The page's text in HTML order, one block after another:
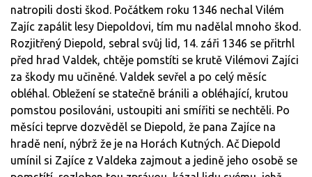
natropili dosti škod. Počátkem roku 1346 nechal Vilém
Zajíc zapálit lesy Diepoldovi, tím mu nadělal mnoho škod.
Rozjitřený Diepold, sebral svůj lid, 14. záři 1346 se přitrhl
před hrad Valdek, chtěje pomstíti se krutě Vilémovi Zajíci
za škody mu učiněné. Valdek sevřel a po celý měsíc
obléhal. Obležení se statečně bránili a obléhající, krutou
pomstou posilováni, ustoupiti ani smířiti se nechtěli. Po
měsíci teprve dozvěděl se Diepold, že pana Zajíce na
hradě není, nýbrž že je na Horách Kutných. Ač Diepold
umínil si Zajíce z Valdeka zajmout a jedině jeho osobě se